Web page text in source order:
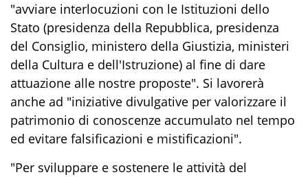
"avviare interlocuzioni con le Istituzioni dello
Stato (presidenza della Repubblica, presidenza
del Consiglio, ministero della Giustizia, ministeri
della Cultura e dell'Istruzione) al fine di dare
attuazione alle nostre proposte". Si lavorerà
anche ad "iniziative divulgative per valorizzare il
patrimonio di conoscenze accumulato nel tempo
ed evitare falsificazioni e mistificazioni".
"Per sviluppare e sostenere le attività del